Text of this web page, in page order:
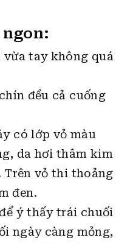
tay không quá
đều cả cuống
có lớp vỏ màu
da hơi thâm kim
Trên vỏ thi thoảng
đen.
ý thấy trái chuối
ngày càng mỏng,